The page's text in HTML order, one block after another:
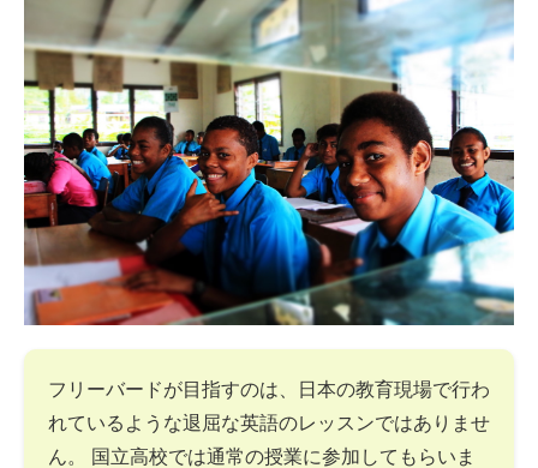
フリーバードが目指すのは、日本の教育現場で行わ
れているような退屈な英語のレッスンではありませ
ん。 国立高校では通常の授業に参加してもらいま